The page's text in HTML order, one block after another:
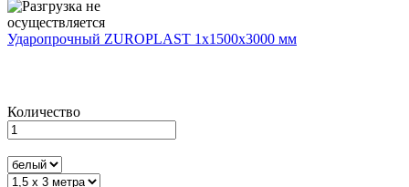
Ударопрочный ZUROPLAST 1х1500х3000 мм
Количество